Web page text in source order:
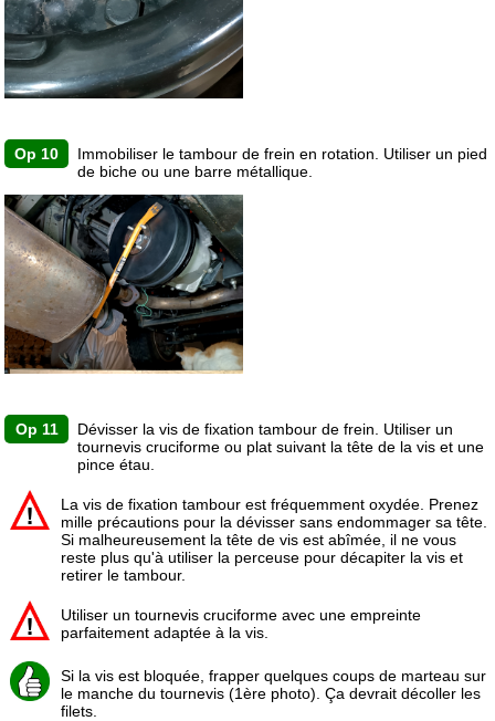
Op 10
Immobiliser le tambour de frein en rotation. Utiliser un pied
de biche ou une barre métallique.
Op 11
Dévisser la vis de fixation tambour de frein. Utiliser un
tournevis cruciforme ou plat suivant la tête de la vis et une
pince étau.
La vis de fixation tambour est fréquemment oxydée. Prenez
mille précautions pour la dévisser sans endommager sa tête.
Si malheureusement la tête de vis est abîmée, il ne vous
reste plus qu'à utiliser la perceuse pour décapiter la vis et
retirer le tambour.
Utiliser un tournevis cruciforme avec une empreinte
parfaitement adaptée à la vis.
Si la vis est bloquée, frapper quelques coups de marteau sur
le manche du tournevis (1ère photo). Ça devrait décoller les
filets.